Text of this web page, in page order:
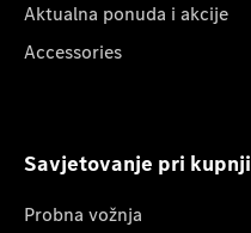
Aktualna ponuda i akcije
Accessories
Savjetovanje pri kupnji
Probna vožnja